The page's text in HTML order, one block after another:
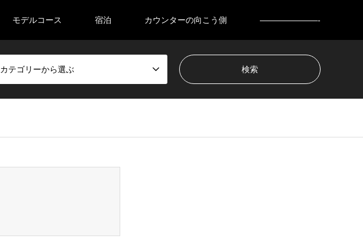
モデルコース 宿泊 カウンターの向こう側 ———————-
カテゴリーから選ぶ